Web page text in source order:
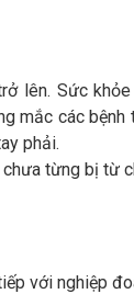
lên. Sức
mắc các bệnh
phải.
chưa từng bị từ
với nghiệp